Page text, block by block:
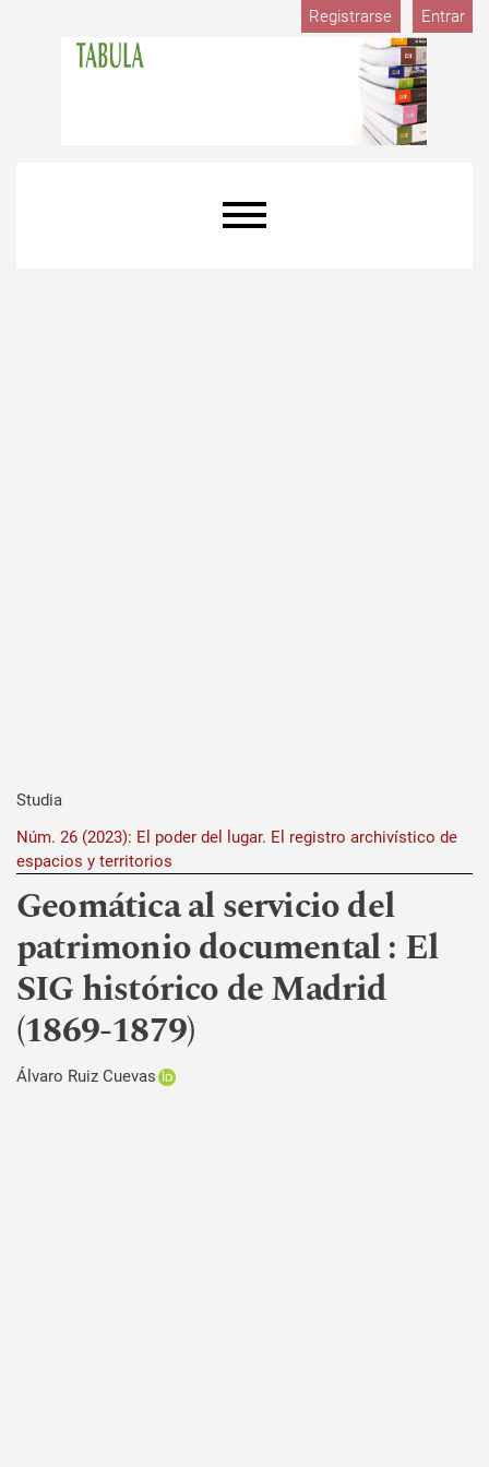
Registrarse Entrar
Studia
Núm. 26 (2023): El poder del lugar. El registro archivístico de
espacios y territorios
Geomática al servicio del
patrimonio documental : El
SIG histórico de Madrid
(1869-1879)
Álvaro Ruiz Cuevas